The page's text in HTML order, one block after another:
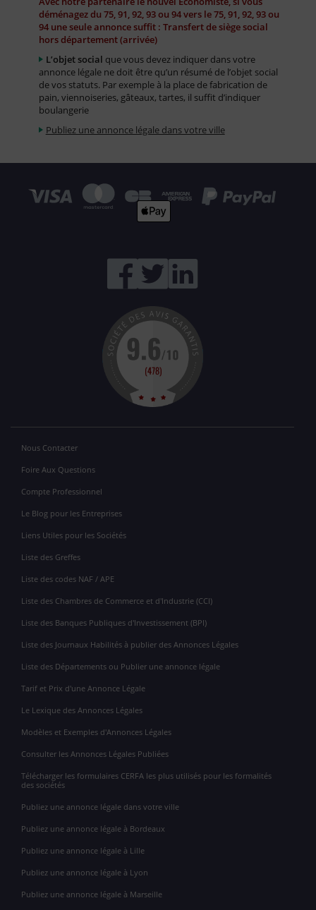
déménagez du 75, 91, 92, 93 ou 94 vers le 75, 91, 92, 93 ou
94 une seule annonce suffit : Transfert de siège social
hors département (arrivée)
L’objet social que vous devez indiquer dans votre
annonce légale ne doit être qu’un résumé de l’objet social
de vos statuts. Par exemple à la place de fabrication de
pain, viennoiseries, gâteaux, tartes, il suffit d’indiquer
boulangerie
Publiez une annonce légale dans votre ville
Nous Contacter
Foire Aux Questions
Compte Professionnel
Le Blog pour les Entreprises
Liens Utiles pour les Sociétés
Liste des Greffes
Liste des codes NAF / APE
Liste des Chambres de Commerce et d'Industrie (CCI)
Liste des Banques Publiques d'Investissement (BPI)
Liste des Journaux Habilités à publier des Annonces Légales
Liste des Départements ou Publier une annonce légale
Tarif et Prix d'une Annonce Légale
Le Lexique des Annonces Légales
Modèles et Exemples d'Annonces Légales
Consulter les Annonces Légales Publiées
Télécharger les formulaires CERFA les plus utilisés pour les formalités
des sociétés
Publiez une annonce légale dans votre ville
Publiez une annonce légale à Bordeaux
Publiez une annonce légale à Lille
Publiez une annonce légale à Lyon
Publiez une annonce légale à Marseille